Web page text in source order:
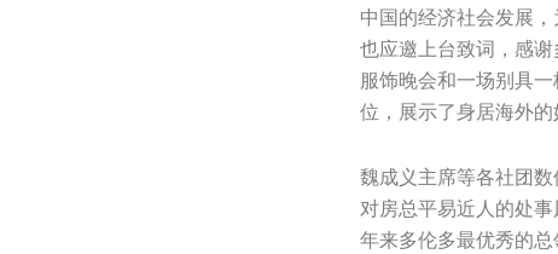
中国的经济社会发展
也应邀上台致词，感
服饰晚会和一场别具
位，展示了身居海外的
魏成义主席等各社团
对房总平易近人的处
年来多伦多最优秀的